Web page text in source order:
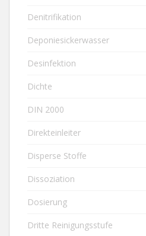
Denitrifikation
Deponiesickerwasser
Desinfektion
Dichte
DIN 2000
Direkteinleiter
Disperse Stoffe
Dissoziation
Dosierung
Dritte Reinigungsstufe